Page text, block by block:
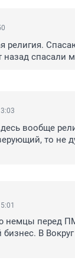
религия.
назад спасали
вообще
то не
немцы перед
В